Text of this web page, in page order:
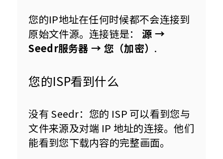
您的IP地址在任何时候都不会连接到
原始文件源。连接链是： 源 →
Seedr服务器 → 您（加密） .
您的ISP看到什么
没有 Seedr：您的 ISP 可以看到您与
文件来源及对端 IP 地址的连接。他们
能看到您下载内容的完整画面。